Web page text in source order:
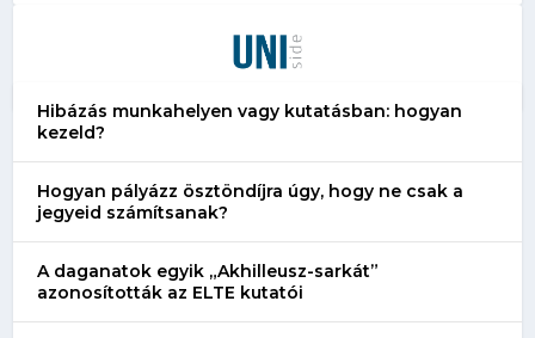
Hibázás munkahelyen vagy kutatásban: hogyan
kezeld?
Hogyan pályázz ösztöndíjra úgy, hogy ne csak a
jegyeid számítsanak?
A daganatok egyik „Akhilleusz-sarkát”
azonosították az ELTE kutatói